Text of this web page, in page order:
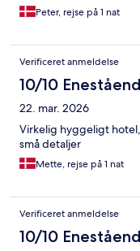
Peter, rejse på 1 nat
Verificeret anmeldelse
10/10
22. mar. 2026
Virkelig hyggeligt
små detaljer
Mette, rejse på 1 nat
Verificeret anmeldelse
10/10